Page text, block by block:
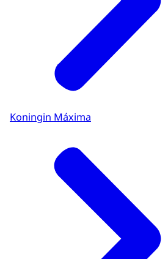
Koningin Máxima